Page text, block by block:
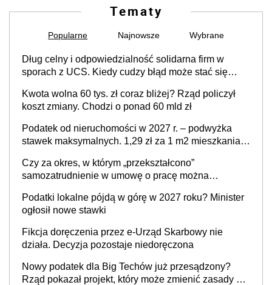
Tematy
Popularne Najnowsze Wybrane
Dług celny i odpowiedzialność solidarna firm w
sporach z UCS. Kiedy cudzy błąd może stać się
Kwota wolna 60 tys. zł coraz bliżej? Rząd policzył
koszt zmiany. Chodzi o ponad 60 mld zł
Podatek od nieruchomości w 2027 r. – podwyżka
stawek maksymalnych. 1,29 zł za 1 m2 mieszkania,
prowadzeniem działalności gospodarczej
Czy za okres, w którym „przekształcono”
samozatrudnienie w umowę o pracę można
cywilnoprawnej jedynym racjonalnym wyjściem
Podatki lokalne pójdą w górę w 2027 roku? Minister
ogłosił nowe stawki
Fikcja doręczenia przez e-Urząd Skarbowy nie
działa. Decyzja pozostaje niedoręczona
Nowy podatek dla Big Techów już przesądzony?
Rząd pokazał projekt, który może zmienić zasady gry